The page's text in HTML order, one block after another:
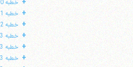
خطبه 80
+ خطبه 81
+ خطبه 82
+ خطبه 83 (درس 102)
+ خطبه 83 (درس 103)
+ خطبه 83 (درس 104)